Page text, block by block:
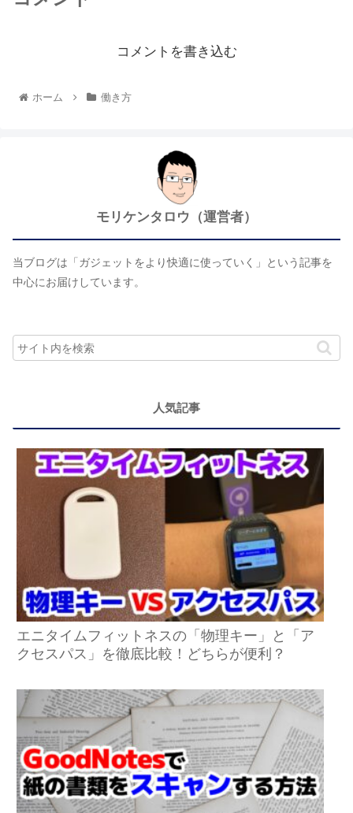
コメントを書き込む
ホーム 働き方
モリケンタロウ（運営者）
当ブログは「ガジェットをより快適に使っていく」という記事を
中心にお届けしています。
人気記事
エニタイムフィットネスの「物理キー」と「ア
クセスパス」を徹底比較！どちらが便利？